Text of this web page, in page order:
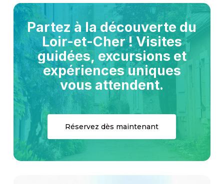
Partez à la découverte du
Loir-et-Cher ! Visites
guidées, excursions et
expériences uniques
vous attendent.
Réservez dès maintenant